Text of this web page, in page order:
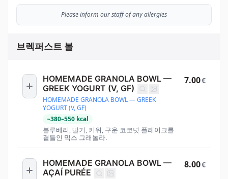
Please inform our staff of any allergies
브렉퍼스트 볼
HOMEMADE GRANOLA BOWL —
GREEK YOGURT (V, GF)
HOMEMADE GRANOLA BOWL — GREEK
YOGURT (V, GF)
~380–550 kcal
블루베리, 딸기, 키위, 구운 코코넛 플레이크를
곁들인 믹스 그래놀라.
7.00€
HOMEMADE GRANOLA BOWL —
AÇAÍ PURÉE
8.00€